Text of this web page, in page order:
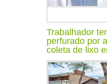
Trabalhador
perfurado por
coleta de lixo